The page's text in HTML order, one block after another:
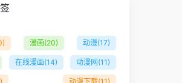
漫画(20) 动漫(17)
在线漫画(14) 动漫网 (11)